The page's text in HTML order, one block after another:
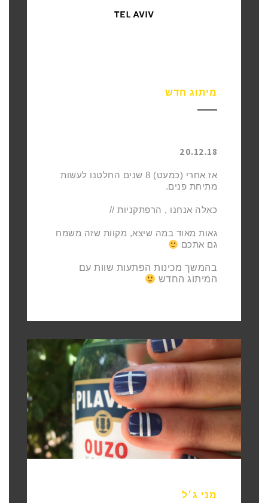
מיתוג חדש
20.12.18
אז אחרי (כמעט) 8 שנים החלטנו לעשות
מתיחת פנים.
כאלה אנחנו , הרפתקניות //
גאות מאוד במה שיצא, מקוות שזה משמח
גם אתכם
בהמשך מכינות הפתעות שוות עם
המיתוג החדש
מני ג׳ל